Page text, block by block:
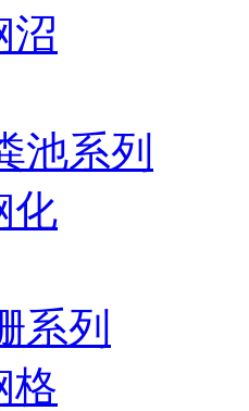
沼
池系列
化
系列
格